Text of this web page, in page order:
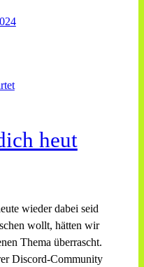
heut
wieder dabei seid
wollt, hätten wir
Thema überrascht.
Discord-Community